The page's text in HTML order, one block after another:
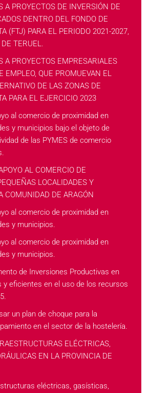
A PROYECTOS DE INVERSIÓN DE
DENTRO DEL FONDO DE
(FTJ) PARA EL PERIODO 2021-2027,
TERUEL.
A PROYECTOS EMPRESARIALES
EMPLEO, QUE PROMUEVAN EL
DE LAS ZONAS DE
PARA EL EJERCICIO 2023
al comercio de proximidad en
y municipios bajo el objeto de
de las PYMES de comercio
AL COMERCIO DE
LOCALIDADES Y
COMUNIDAD DE ARAGÓN
al comercio de proximidad en
y municipios.
al comercio de proximidad en
y municipios.
de Inversiones Productivas en
y eficientes en el uso de los recursos
un plan de choque para la
en el sector de la hostelería.
ELÉCTRICAS,
EN LA PROVINCIA DE
eléctricas, gasísticas,